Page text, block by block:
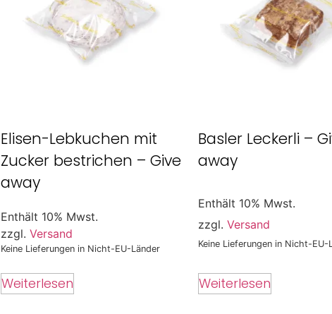
Elisen-Lebkuchen mit
Zucker bestrichen – Give
away
Enthält 10% Mwst.
zzgl. Versand
Keine Lieferungen in Nicht-EU-Länder
Weiterlesen
Basler Leckerli –
away
Enthält 10% Mwst.
zzgl. Versand
Keine Lieferungen in Nicht-EU-
Weiterlesen